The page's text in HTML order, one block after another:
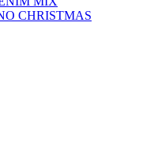
CHRISTMAS